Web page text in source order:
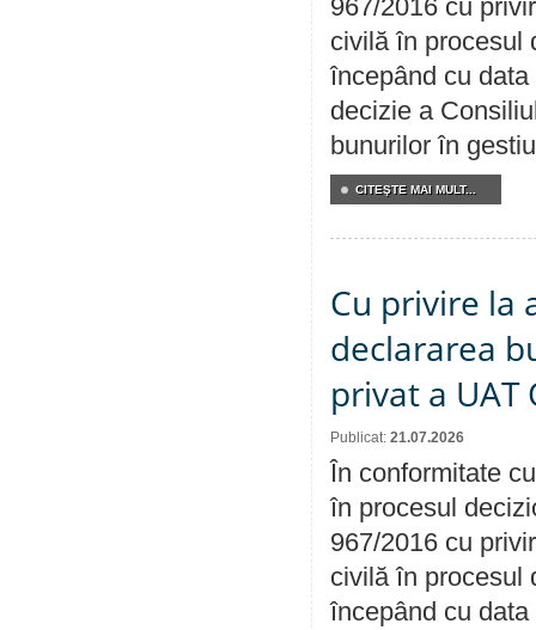
967/2016 cu
civilă în procesul
începând cu
decizie a
bunurilor în
CITEŞTE MAI MULT...
Cu privire la
declararea
privat a UAT
Publicat: 21.07.2026
În conformitate
în procesul
967/2016 cu
civilă în procesul
începând cu